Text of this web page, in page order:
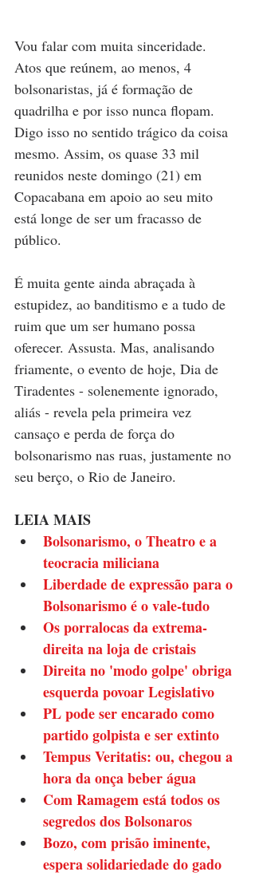
Vou falar com muita sinceridade.
Atos que reúnem, ao menos, 4
bolsonaristas, já é formação de
quadrilha e por isso nunca flopam.
Digo isso no sentido trágico da coisa
mesmo. Assim, os quase 33 mil
reunidos neste domingo (21) em
Copacabana em apoio ao seu mito
está longe de ser um fracasso de
público.
É muita gente ainda abraçada à
estupidez, ao banditismo e a tudo de
ruim que um ser humano possa
oferecer. Assusta. Mas, analisando
friamente, o evento de hoje, Dia de
Tiradentes - solenemente ignorado,
aliás - revela pela primeira vez
cansaço e perda de força do
bolsonarismo nas ruas, justamente no
seu berço, o Rio de Janeiro.
LEIA MAIS
Bolsonarismo, o Theatro e a
teocracia miliciana
Liberdade de expressão para o
Bolsonarismo é o vale-tudo
Os porralocas da extrema-
direita na loja de cristais
Direita no 'modo golpe' obriga
esquerda povoar Legislativo
PL pode ser encarado como
partido golpista e ser extinto
Tempus Veritatis: ou, chegou a
hora da onça beber água
Com Ramagem está todos os
segredos dos Bolsonaros
Bozo, com prisão iminente,
espera solidariedade do gado